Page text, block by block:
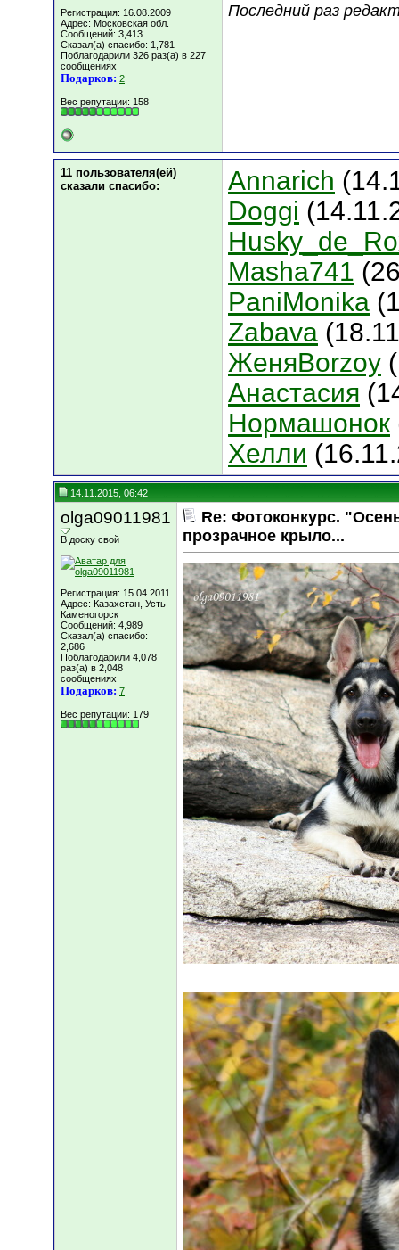
Регистрация: 16.08.2009
Адрес: Московская обл.
Сообщений: 3,413
Сказал(а) спасибо: 1,781
Поблагодарили 326 раз(а) в 227
сообщениях
Подарков: 2
Вес репутации: 158
Последний раз
11 пользователя(ей)
сказали cпасибо:
Annarich
Doggi
Masha741
PaniMonika
Zabava
ЖеняBorzoy
Анастасия
Нормашонок
Хелли
14.11.2015, 06:42
olga09011981
В доску свой
Регистрация: 15.04.2011
Адрес: Казахстан, Усть-
Каменогорск
Сообщений: 4,989
Сказал(а) спасибо:
2,686
Поблагодарили 4,078
раз(а) в 2,048
сообщениях
Подарков: 7
Вес репутации: 179
Re: Фотоконкурс.
прозрачное крыло...